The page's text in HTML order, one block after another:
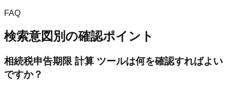
FAQ
検索意図別の確認ポイント
相続税申告期限 計算 ツールは何を確認すればよい
ですか？